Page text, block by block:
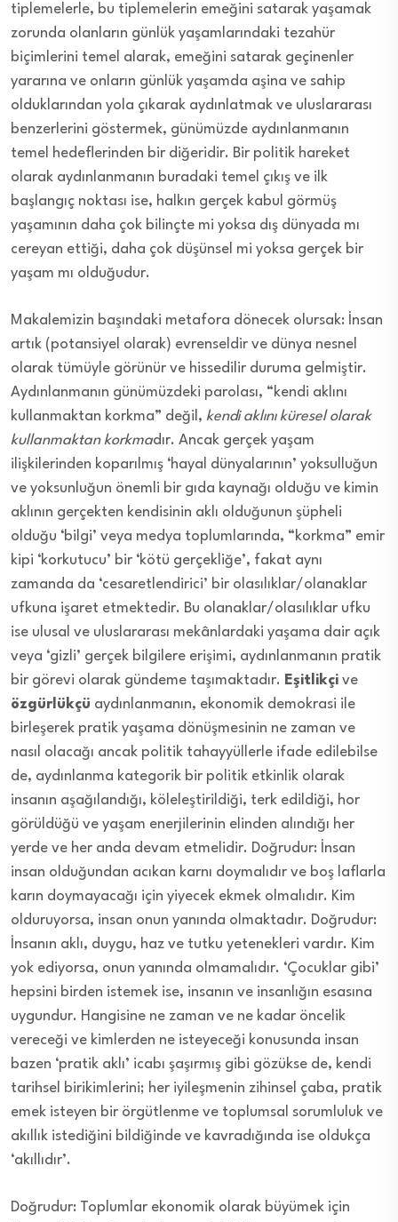
tiplemelerle, bu tiplemelerin emeğini satarak yaşamak
zorunda olanların günlük yaşamlarındaki tezahür
biçimlerini temel alarak, emeğini satarak geçinenler
yararına ve onların günlük yaşamda aşina ve sahip
olduklarından yola çıkarak aydınlatmak ve uluslararası
benzerlerini göstermek, günümüzde aydınlanmanın
temel hedeflerinden bir diğeridir. Bir politik hareket
olarak aydınlanmanın buradaki temel çıkış ve ilk
başlangıç noktası ise, halkın gerçek kabul görmüş
yaşamının daha çok bilinçte mi yoksa dış dünyada mı
cereyan ettiği, daha çok düşünsel mi yoksa gerçek bir
yaşam mı olduğudur.
Makalemizin başındaki metafora dönecek olursak: İnsan
artık (potansiyel olarak) evrenseldir ve dünya nesnel
olarak tümüyle görünür ve hissedilir duruma gelmiştir.
Aydınlanmanın günümüzdeki parolası, “kendi aklını
kullanmaktan korkma” değil, kendi aklını küresel olarak
kullanmaktan korkmadır. Ancak gerçek yaşam
ilişkilerinden koparılmış ‘hayal dünyalarının’ yoksulluğun
ve yoksunluğun önemli bir gıda kaynağı olduğu ve kimin
aklının gerçekten kendisinin aklı olduğunun şüpheli
olduğu ‘bilgi’ veya medya toplumlarında, “korkma” emir
kipi ‘korkutucu’ bir ‘kötü gerçekliğe’, fakat aynı
zamanda da ‘cesaretlendirici’ bir olasılıklar/olanaklar
ufkuna işaret etmektedir. Bu olanaklar/olasılıklar ufku
ise ulusal ve uluslararası mekânlardaki yaşama dair açık
veya ‘gizli’ gerçek bilgilere erişimi, aydınlanmanın pratik
bir görevi olarak gündeme taşımaktadır. Eşitlikçi ve
özgürlükçü aydınlanmanın, ekonomik demokrasi ile
birleşerek pratik yaşama dönüşmesinin ne zaman ve
nasıl olacağı ancak politik tahayyüllerle ifade edilebilse
de, aydınlanma kategorik bir politik etkinlik olarak
insanın aşağılandığı, köleleştirildiği, terk edildiği, hor
görüldüğü ve yaşam enerjilerinin elinden alındığı her
yerde ve her anda devam etmelidir. Doğrudur: İnsan
insan olduğundan acıkan karnı doymalıdır ve boş laflarla
karın doymayacağı için yiyecek ekmek olmalıdır. Kim
olduruyorsa, insan onun yanında olmaktadır. Doğrudur:
İnsanın aklı, duygu, haz ve tutku yetenekleri vardır. Kim
yok ediyorsa, onun yanında olmamalıdır. ‘Çocuklar gibi’
hepsini birden istemek ise, insanın ve insanlığın esasına
uygundur. Hangisine ne zaman ve ne kadar öncelik
vereceği ve kimlerden ne isteyeceği konusunda insan
bazen ‘pratik aklı’ icabı şaşırmış gibi gözükse de, kendi
tarihsel birikimlerini; her iyileşmenin zihinsel çaba, pratik
emek isteyen bir örgütlenme ve toplumsal sorumluluk ve
akıllık istediğini bildiğinde ve kavradığında ise oldukça
‘akıllıdır’.
Doğrudur: Toplumlar ekonomik olarak büyümek için